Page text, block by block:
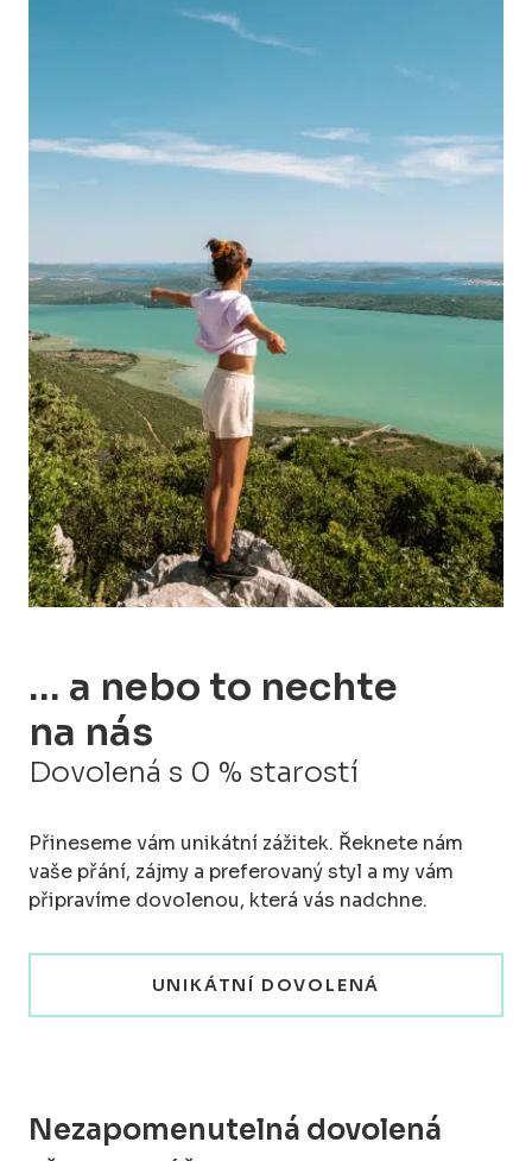
… a nebo to nechte
na nás
Dovolená s 0 % starostí
Přineseme vám unikátní zážitek. Řeknete nám
vaše přání, zájmy a preferovaný styl a my vám
připravíme dovolenou, která vás nadchne.
UNIKÁTNÍ DOVOLENÁ
Nezapomenutelná dovolená